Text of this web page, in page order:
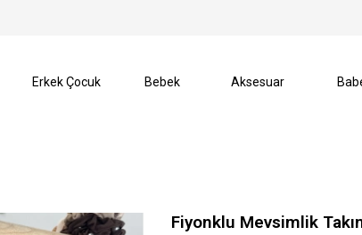
Erkek Çocuk Bebek Aksesuar
Fiyonklu Mevsimlik